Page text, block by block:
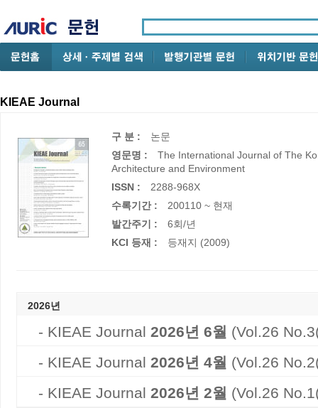
KIEAE Journal
구 분 :
논문
영문명 :
The International Journal of The
Architecture and Environment
ISSN :
2288-968X
수록기간 :
200110 ~ 현재
발간주기 :
6회/년
KCI 등재 :
등재지 (2009)
2026년
- KIEAE Journal 2026년 6월 (Vol.26
- KIEAE Journal 2026년 4월 (Vol.26
- KIEAE Journal 2026년 2월 (Vol.26